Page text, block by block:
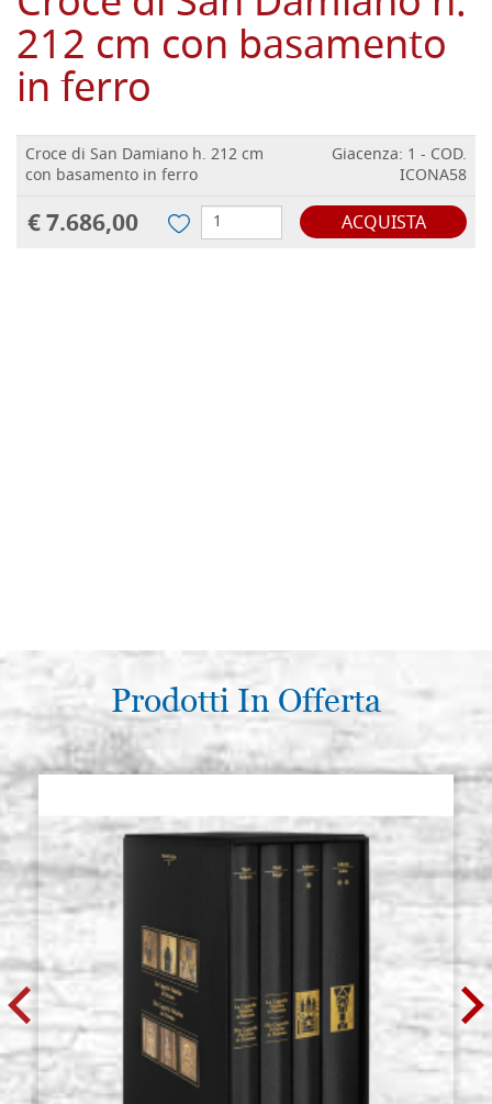
212 cm con basamento
in ferro
Croce di San Damiano h. 212 cm
con basamento in ferro
Giacenza: 1 - COD.
ICONA58
€ 7.686,00 ACQUISTA
Prodotti In Offerta